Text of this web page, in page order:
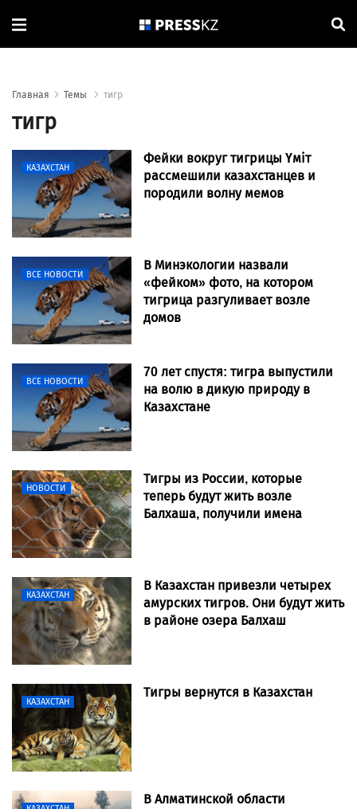
Главная Темы тигр
тигр
КАЗАХСТАН
Фейки вокруг тигрицы Үміт
рассмешили казахстанцев и
породили волну мемов
ВСЕ НОВОСТИ
В Минэкологии назвали
«фейком» фото, на котором
тигрица разгуливает возле
домов
ВСЕ НОВОСТИ
70 лет спустя: тигра выпустили
на волю в дикую природу в
Казахстане
НОВОСТИ
Тигры из России, которые
теперь будут жить возле
Балхаша, получили имена
КАЗАХСТАН
В Казахстан привезли четырех
амурских тигров. Они будут жить
в районе озера Балхаш
КАЗАХСТАН
Тигры вернутся в Казахстан
В Алматинской области